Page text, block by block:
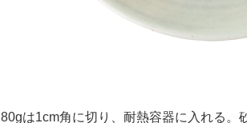
は1cm角に切り、耐熱容器に入れる。